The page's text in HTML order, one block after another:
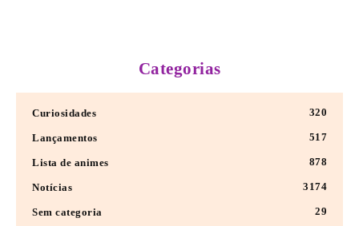
Categorias
Curiosidades 320
Lançamentos 517
Lista de animes 878
Notícias 3174
Sem categoria 29